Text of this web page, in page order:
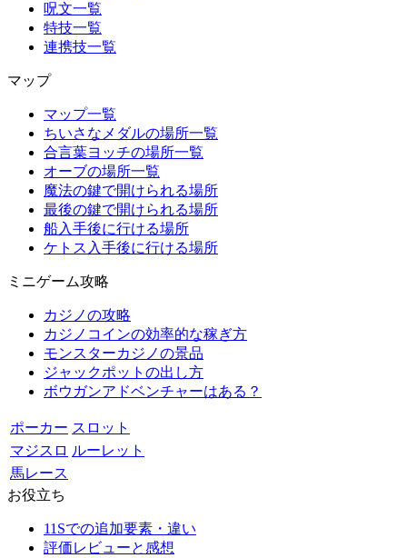
呪文一覧
特技一覧
連携技一覧
マップ
マップ一覧
ちいさなメダルの場所一覧
合言葉ヨッチの場所一覧
オーブの場所一覧
魔法の鍵で開けられる場所
最後の鍵で開けられる場所
船入手後に行ける場所
ケトス入手後に行ける場所
ミニゲーム攻略
カジノの攻略
カジノコインの効率的な稼ぎ方
モンスターカジノの景品
ジャックポットの出し方
ボウガンアドベンチャーはある？
ポーカー スロット
マジスロ ルーレット
馬レース
お役立ち
11Sでの追加要素・違い
評価レビューと感想